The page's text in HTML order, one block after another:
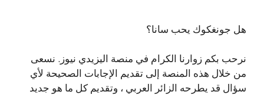
هل جونغكوك يحب سانا؟
نرحب بكم زوارنا الكرام في منصة اليزيدي نيوز. نسعى
من خلال هذه المنصة إلى تقديم الإجابات الصحيحة لأي
سؤال قد يطرحه الزائر العربي ، وتقديم كل ما هو جديد